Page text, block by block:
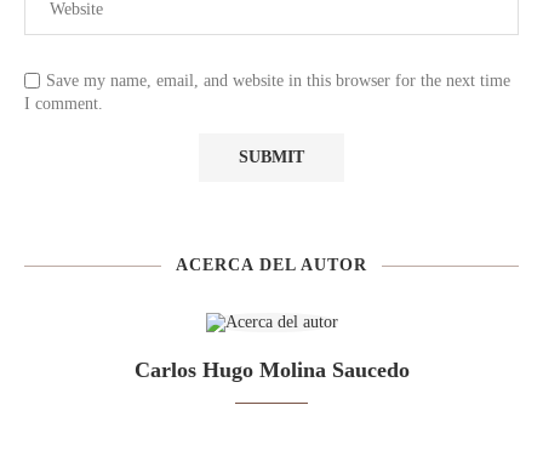
Save my name, email, and website in this browser for the next time
I comment.
ACERCA DEL AUTOR
Carlos Hugo Molina Saucedo